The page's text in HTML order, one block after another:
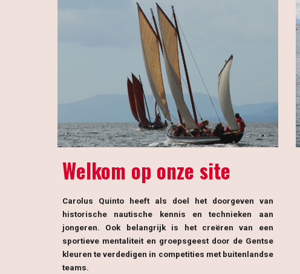
Welkom op onze site
Carolus Quinto heeft als doel het doorgeven van
historische nautische kennis en technieken aan
jongeren. Ook belangrijk is het creëren van een
sportieve mentaliteit en groepsgeest door de Gentse
kleuren te verdedigen in competities met buitenlandse
teams.